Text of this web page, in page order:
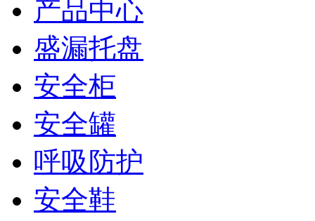
产品中心
盛漏托盘
安全柜
安全罐
呼吸防护
安全鞋